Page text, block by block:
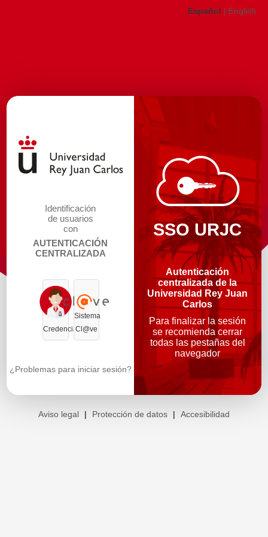
Español | English
Identificación
de usuarios
con
AUTENTICACIÓN
CENTRALIZADA
Credenciales
Sistema
Cl@ve
¿Problemas para iniciar sesión?
SSO URJC
Autenticación
centralizada de la
Universidad Rey Juan
Carlos
Para finalizar la sesión
se recomienda cerrar
todas las pestañas del
navegador
Aviso legal | Protección de datos | Accesibilidad